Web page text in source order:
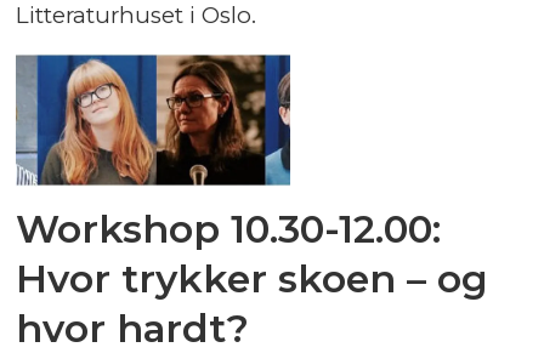
Litteraturhuset i Oslo.
Workshop 10.30-12.00:
Hvor trykker skoen – og
hvor hardt?